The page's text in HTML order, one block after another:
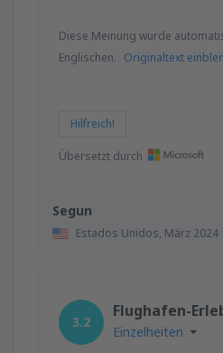
vonStuttgart,
AB 116EUR
AB 48
von Bremen, Bremen
AB
Segun
Estados Unidos, März 2024
Diese Meinung wurde
Englischen. Originaltext
Hilfreich!
Übersetzt durch
3.2
Flughafen-
Einzelheiten